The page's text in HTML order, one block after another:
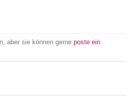
aber sie können gerne poste ein